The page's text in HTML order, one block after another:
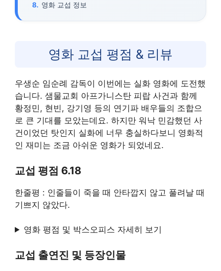
영화 교섭 정보
영화 교섭 평점 & 리뷰
우생순 임순례 감독이 이번에는 실화 영화에 도전했
습니다. 샘물교회 아프가니스탄 피랍 사건과 함께
황정민, 현빈, 강기영 등의 연기파 배우들의 조합으
로 큰 기대를 모았는데요. 하지만 워낙 민감했던 사
건이었던 탓인지 실화에 너무 충실하다보니 영화적
인 재미는 조금 아쉬운 영화가 되었네요.
교섭 평점 6.18
한줄평 : 인줄들이 죽을 때 안타깝지 않고 풀려날 때
기쁘지 않았다.
영화 평점 및 박스오피스 자세히 보기
교섭 출연진 및 등장인물